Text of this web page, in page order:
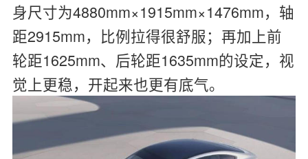
身尺寸为4880mm×1915mm×1476mm，轴
距2915mm，比例拉得很舒服；再加上前
轮距1625mm、后轮距1635mm的设定，视
觉上更稳，开起来也更有底气。